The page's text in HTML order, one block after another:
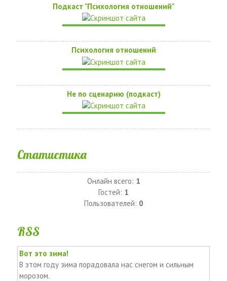
Подкаст "Психология отношений"
Психология отношений
Не по сценарию (подкаст)
Статистика
Онлайн всего: 1
Гостей: 1
Пользователей: 0
RSS
Вот это зима!
В этом году зима порадовала нас снегом и сильным
морозом.